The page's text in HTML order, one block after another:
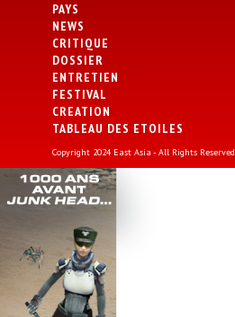
PAYS
NEWS
CRITIQUE
DOSSIER
ENTRETIEN
FESTIVAL
CREATION
TABLEAU DES ETOILES
Copyright 2024 East Asia - All Rights Reserved